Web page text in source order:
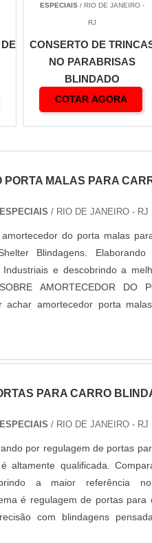
R$
R$
Adicional
ESPECIAIS / RIO DE JANEIRO -
RJ
CONSERTO DE
NO PARABRISAS
BLINDADO
COTAR AGORA
PORTA MALAS PARA
/ RIO DE JANEIRO - RJ
do porta malas
Blindagens.
Industriais e descobrindo a
AMORTECEDOR DO
achar amortecedor porta
com os serviços, descobre o site
PARA CARRO
/ RIO DE JANEIRO - RJ
por regulagem de portas
altamente qualificada.
a maior referência
é regulagem de portas
com blindagens
garantindo assim a re...